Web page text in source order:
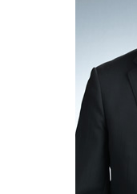
相続税 配
土地 相続
未成年者
相続時精算
追徴課税
不動産相続
相続税対策
相続生前
相続税対策
相続税申告
不動産相
不動産相
相続生前対
相続税申